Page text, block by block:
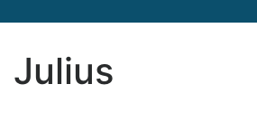
Julius